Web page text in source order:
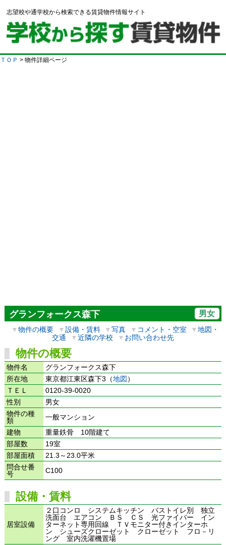
志望校や通学校から検索できる賃貸物件情報サイト
ＴＯＰ > 物件詳細ページ
グランフォークス森下 男女
▼物件の概要 ▼設備・賃料 ▼写真 ▼ コメント・空室 ▼地図・
交通
▼近隣の学校 ▼ お問い合わせ先
物件の概要
物件名
グランフォークス森下
所在地
東京都江東区森下3（地図 ）
ＴＥＬ
0120-39-0020
性別
男女
物件の種
類
一般マンション
建物
重量鉄骨 10階建て
部屋数
19室
部屋面積
21.3～23.0平米
問合せ番
号
C100
設備・賃料
居室設備
２口コンロ システムキッチン バストイレ別 独立
洗面台 エアコン ＢＳ ＣＳ 光ファイバー イン
ターネット専用回線 ＴＶモニター付きインターホ
ン シューズクローゼット クローゼット フロ－リ
ング 室内洗濯機置場